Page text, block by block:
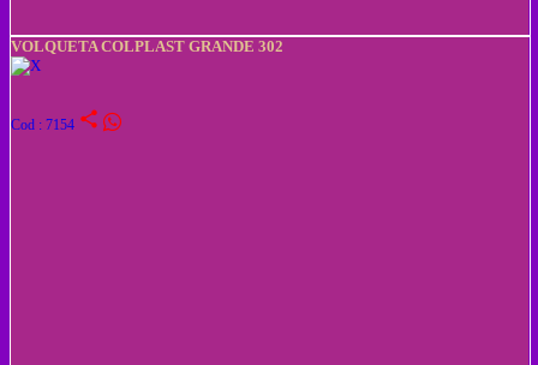
VOLQUETA COLPLAST GRANDE 302
Cod : 7154 share